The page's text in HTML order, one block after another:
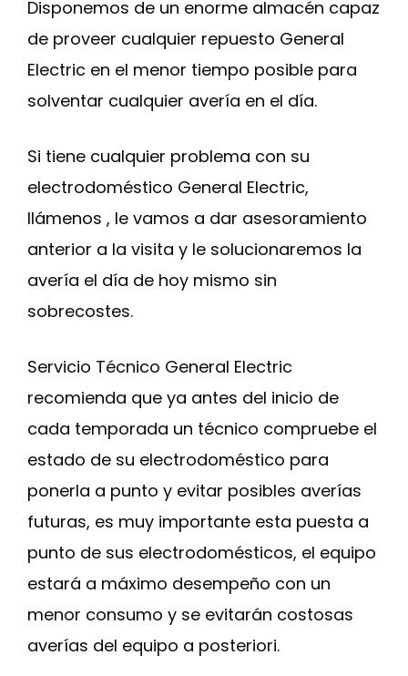
Disponemos de un enorme almacén capaz
de proveer cualquier repuesto General
Electric en el menor tiempo posible para
solventar cualquier avería en el día.
Si tiene cualquier problema con su
electrodoméstico General Electric,
llámenos , le vamos a dar asesoramiento
anterior a la visita y le solucionaremos la
avería el día de hoy mismo sin
sobrecostes.
Servicio Técnico General Electric
recomienda que ya antes del inicio de
cada temporada un técnico compruebe el
estado de su electrodoméstico para
ponerla a punto y evitar posibles averías
futuras, es muy importante esta puesta a
punto de sus electrodomésticos, el equipo
estará a máximo desempeño con un
menor consumo y se evitarán costosas
averías del equipo a posteriori.